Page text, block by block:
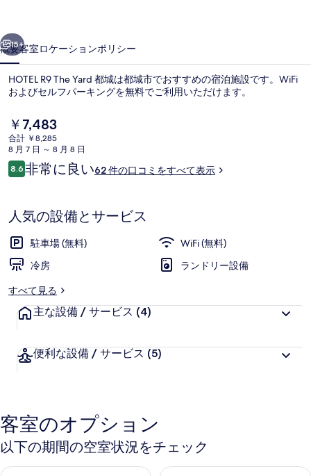
写
真
ギ
ャ
ラ
リ
ー
15+
概要客室ロケーションポリシー
HOTEL R9 The Yard 都城は都城市でおすすめの宿泊施設です。WiFi
およびセルフパーキングを無料でご利用いただけます。
現
在
の
料
金
で
す
￥7,483
合計 ￥8,285
8 月 7 日 ～ 8 月 8 日
口
コ
8.610段階中8.6
非常に良い62 件の口コミをすべて表示
人気の設備とサービス
駐車場 (無料)
WiFi (無料)
冷房
ランドリー設備
すべて見る
主な設備 / サービス (4)
便利な設備 / サービス (5)
客室のオプション
以下の期間の空室状況をチェック
今夜 8月 6 - 8月 7 の空室状況をチェック明日 8月 7 - 8月 8 の空室状況